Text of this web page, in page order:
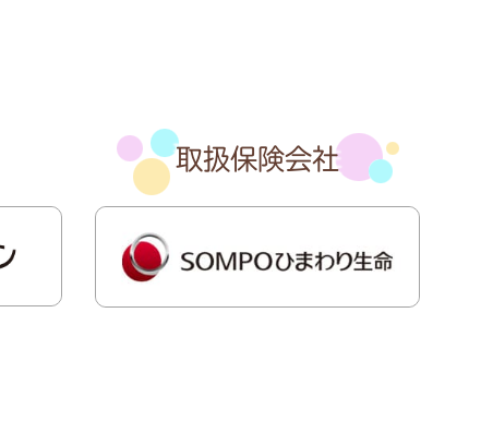
取扱保険会社